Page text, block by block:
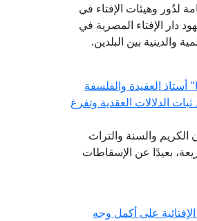
لدُور وهيئات الإفتاء في
دار الإفتاء المصرية في
والدينية بين البلدين.
العقيدة والفلسفة
الدلالات العقدية وتفرغ
الكريم والسنة والتراث
بعيدًا عن الإسقاطات
الإفتائية على أكمل وجه